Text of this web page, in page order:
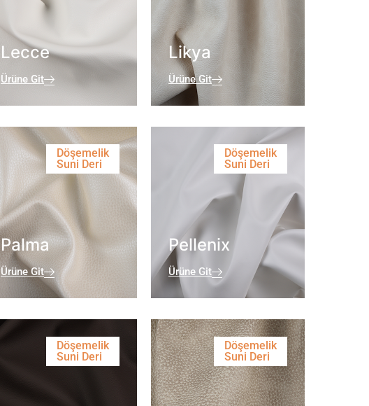
Lecce
Ürüne Git
Likya
Ürüne Git
Döşemelik
Suni Deri
Palma
Ürüne Git
Döşemelik
Suni Deri
Pellenix
Ürüne Git
Döşemelik
Suni Deri
Döşemelik
Suni Deri